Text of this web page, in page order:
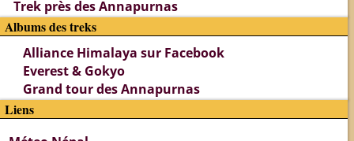
Trek près des Annapurnas
Albums des treks
Alliance Himalaya sur Facebook
Everest & Gokyo
Grand tour des Annapurnas
Liens